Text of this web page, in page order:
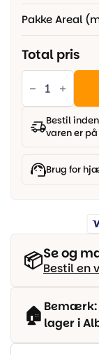
Pakke Areal
Total pris
Parador
Modular
-
Urban
Slotsplanke
antal
Bestil
varen er
Brug for
📦Se og
Bestil en
🏠 Bemærk:
lager i